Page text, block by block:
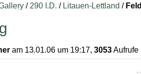
/ 290 I.D. / Litauen-Lettland /
am 13.01.06 um 19:17, 3053Aufrufe